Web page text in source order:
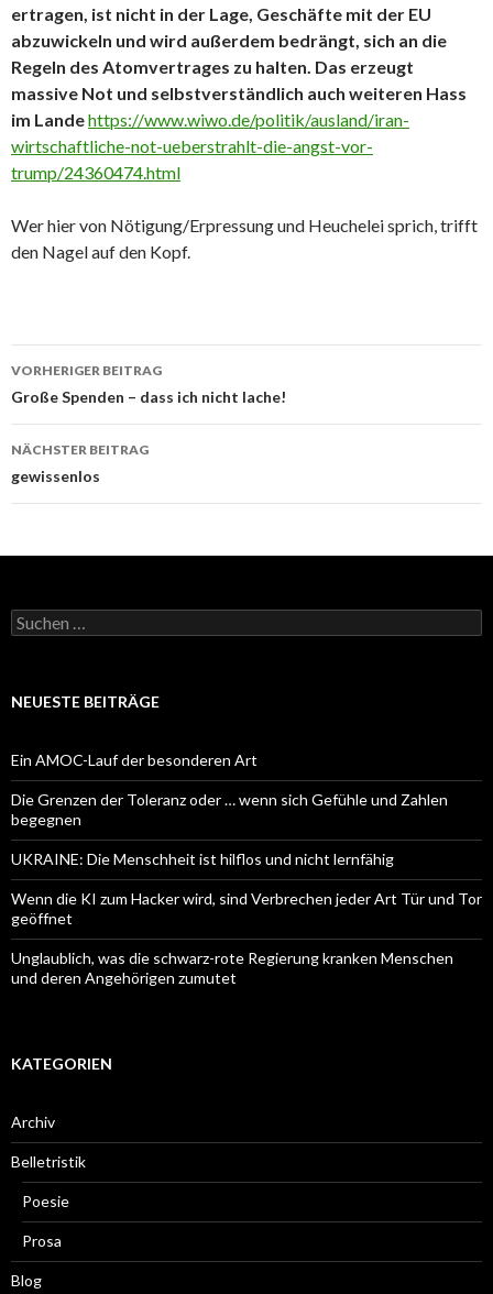
ertragen, ist nicht in der Lage, Geschäfte mit der EU
abzuwickeln und wird außerdem bedrängt, sich an die
Regeln des Atomvertrages zu halten. Das erzeugt
massive Not und selbstverständlich auch weiteren Hass
im Landehttps://www.wiwo.de/politik/ausland/iran-
wirtschaftliche-not-ueberstrahlt-die-angst-vor-
trump/24360474.html
Wer hier von Nötigung/Erpressung und Heuchelei sprich, trifft
den Nagel auf den Kopf.
Beitrags-
Navigation
VORHERIGER BEITRAG
Große Spenden – dass ich nicht lache!
NÄCHSTER BEITRAG
gewissenlos
Suchen
nach:
NEUESTE BEITRÄGE
Ein AMOC-Lauf der besonderen Art
Die Grenzen der Toleranz oder … wenn sich Gefühle und Zahlen
begegnen
UKRAINE: Die Menschheit ist hilflos und nicht lernfähig
Wenn die KI zum Hacker wird, sind Verbrechen jeder Art Tür und Tor
geöffnet
Unglaublich, was die schwarz-rote Regierung kranken Menschen
und deren Angehörigen zumutet
KATEGORIEN
Archiv
Belletristik
Poesie
Prosa
Blog